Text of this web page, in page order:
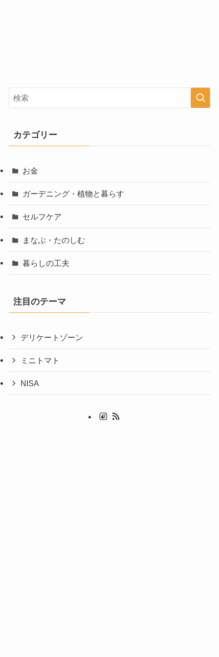
カテゴリー
お金
ガーデニング・植物と暮らす
セルフケア
まなぶ・たのしむ
暮らしの工夫
注目のテーマ
デリケートゾーン
ミニトマト
NISA